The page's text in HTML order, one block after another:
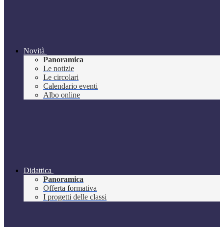
Novità
Panoramica
Le notizie
Le circolari
Calendario eventi
Albo online
Didattica
Panoramica
Offerta formativa
I progetti delle classi